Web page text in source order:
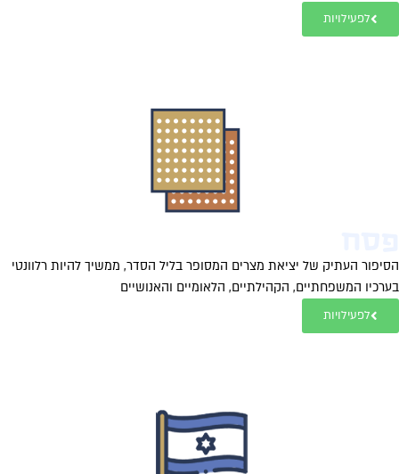
לפעילויות
העתיק של יציאת מצרים המסופר בליל הסדר, ממשיך להיות רלוונטי
המשפחתיים, הקהילתיים, הלאומיים והאנושיים
לפעילויות